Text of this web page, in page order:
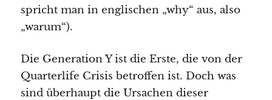
spricht man in englischen „why“ aus, also
„warum“).
Die Generation Y ist die Erste, die von der
Quarterlife Crisis betroffen ist. Doch was
sind überhaupt die Ursachen dieser